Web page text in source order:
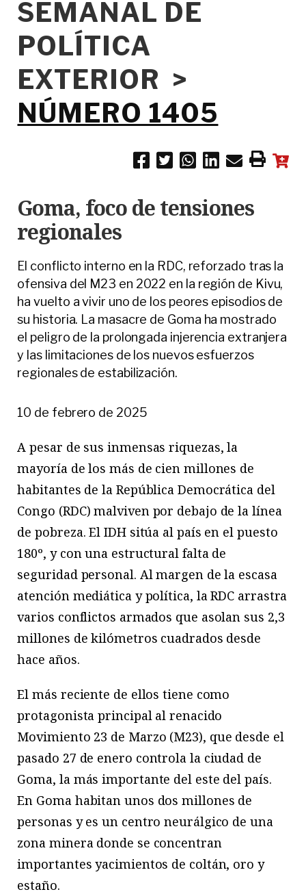
SEMANAL DE
POLÍTICA
EXTERIOR >
NÚMERO 1405
Goma, foco de tensiones
regionales
El conflicto interno en la RDC, reforzado tras la
ofensiva del M23 en 2022 en la región de Kivu,
ha vuelto a vivir uno de los peores episodios de
su historia. La masacre de Goma ha mostrado
el peligro de la prolongada injerencia extranjera
y las limitaciones de los nuevos esfuerzos
regionales de estabilización.
10 de febrero de 2025
A pesar de sus inmensas riquezas, la
mayoría de los más de cien millones de
habitantes de la República Democrática del
Congo (RDC) malviven por debajo de la línea
de pobreza. El IDH sitúa al país en el puesto
180º, y con una estructural falta de
seguridad personal. Al margen de la escasa
atención mediática y política, la RDC arrastra
varios conflictos armados que asolan sus 2,3
millones de kilómetros cuadrados desde
hace años.
El más reciente de ellos tiene como
protagonista principal al renacido
Movimiento 23 de Marzo (M23), que desde el
pasado 27 de enero controla la ciudad de
Goma, la más importante del este del país.
En Goma habitan unos dos millones de
personas y es un centro neurálgico de una
zona minera donde se concentran
importantes yacimientos de coltán, oro y
estaño.